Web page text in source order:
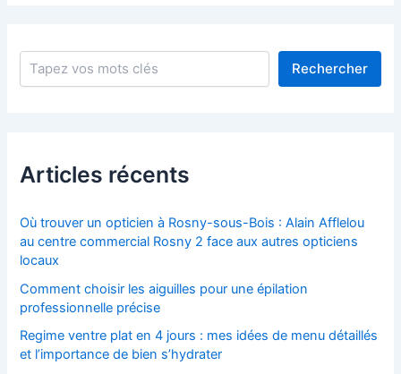
Rechercher
Rechercher
Articles récents
Où trouver un opticien à Rosny-sous-Bois : Alain Afflelou
au centre commercial Rosny 2 face aux autres opticiens
locaux
Comment choisir les aiguilles pour une épilation
professionnelle précise
Regime ventre plat en 4 jours : mes idées de menu détaillés
et l’importance de bien s’hydrater